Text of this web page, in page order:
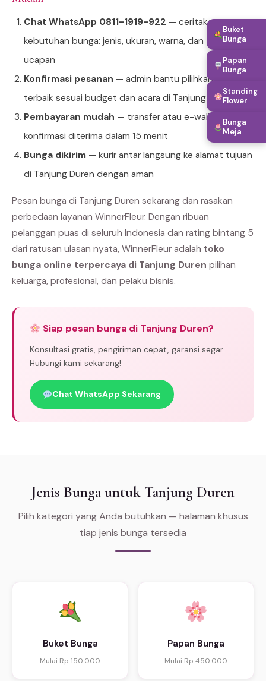
Chat WhatsApp 0811-1919-922 — ceritakan
kebutuhan bunga: jenis, ukuran, warna, dan teks
ucapan
Konfirmasi pesanan — admin bantu pilihkan produk
terbaik sesuai budget dan acara di Tanjung Duren
Pembayaran mudah — transfer atau e-wallet,
konfirmasi diterima dalam 15 menit
Bunga dikirim — kurir antar langsung ke alamat tujuan
di Tanjung Duren dengan aman
Pesan bunga di Tanjung Duren sekarang dan rasakan
perbedaan layanan WinnerFleur. Dengan ribuan
pelanggan puas di seluruh Indonesia dan rating bintang 5
dari ratusan ulasan nyata, WinnerFleur adalah toko
bunga online terpercaya di Tanjung Duren pilihan
keluarga, profesional, dan pelaku bisnis.
Siap pesan bunga di Tanjung Duren?
Konsultasi gratis, pengiriman cepat, garansi segar.
Hubungi kami sekarang!
Chat WhatsApp Sekarang
Jenis Bunga untuk Tanjung Duren
Pilih kategori yang Anda butuhkan — halaman khusus
tiap jenis bunga tersedia
Buket Bunga
Mulai Rp 150.000
Papan Bunga
Mulai Rp 450.000
Buket
Bunga
Papan
Bunga
Standing
Flower
Bunga
Meja